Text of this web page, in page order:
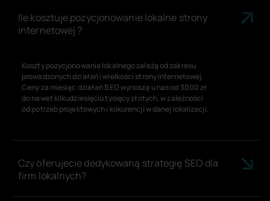
Ile kosztuje pozycjonowanie lokalne strony
internetowej ?
Koszty pozycjonowania lokalnego zależą od zakresu
prowadzonych działań i wielkości strony internetowej.
Ceny za miesiąc działań SEO wynoszą u nas od 3000 zł
do nawet kilkudziesięciu tysięcy złotych, w zależności
od potrzeb projektowych i kokurencji w danej lokalizacji.
Czy oferujecie dedykowaną strategię SEO dla
firm lokalnych?